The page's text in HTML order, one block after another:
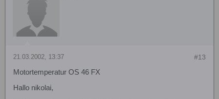
#13
21.03.2002, 13:37
Motortemperatur OS 46 FX
Hallo nikolai,